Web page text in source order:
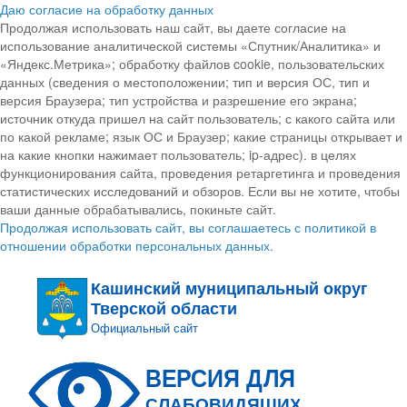
Даю согласие на обработку данных
Продолжая использовать наш сайт, вы даете согласие на
использование аналитической системы «Спутник/Аналитика» и
«Яндекс.Метрика»; обработку файлов cookie, пользовательских
данных (сведения о местоположении; тип и версия ОС, тип и
версия Браузера; тип устройства и разрешение его экрана;
источник откуда пришел на сайт пользователь; с какого сайта или
по какой рекламе; язык ОС и Браузер; какие страницы открывает и
на какие кнопки нажимает пользователь; ip-адрес). в целях
функционирования сайта, проведения ретаргетинга и проведения
статистических исследований и обзоров. Если вы не хотите, чтобы
ваши данные обрабатывались, покиньте сайт.
Продолжая использовать сайт, вы соглашаетесь с политикой в
отношении обработки персональных данных.